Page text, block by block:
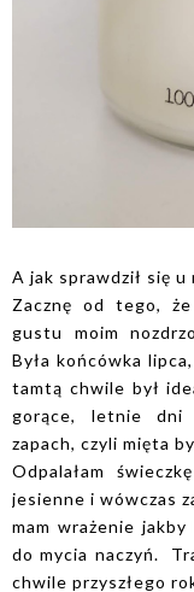
A jak sprawdził się u
Zacznę od tego,
gustu moim
Była końcówka
tamtą chwile był
gorące, letnie dni
zapach, czyli mięta
Odpalałam
jesienne i wówczas
mam wrażenie jakby
do mycia naczyń.
chwile przyszłego